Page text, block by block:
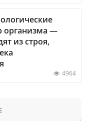
организма —
из строя,
4964